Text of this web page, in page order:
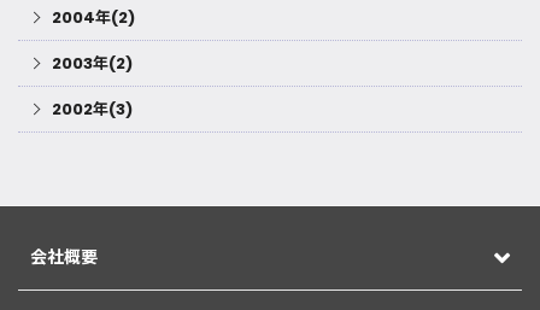
2004年(2)
2003年(2)
2002年(3)
会社概要